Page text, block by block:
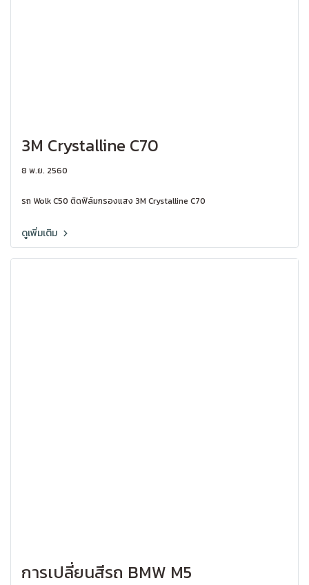
3M Crystalline C70
8 พ.ย. 2560
รถ Wolk C50 ติดฟิล์มกรองแสง 3M Crystalline C70
ดูเพิ่มเติม
การเปลี่ยนสีรถ BMW M5